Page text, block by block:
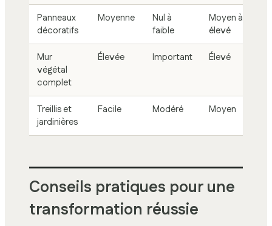
Panneaux
décoratifs
Moyenne
Nul à
faible
Moyen à
élevé
Mur
végétal
complet
Élevée Important Élevé
Treillis et
jardinières
Facile Modéré Moyen
Conseils pratiques pour une
transformation réussie